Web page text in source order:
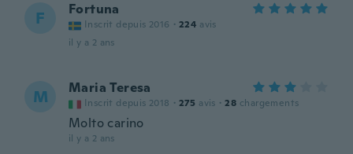
F Fortuna
Inscrit depuis 2016 · 224 avis
il y a 2 ans
M Maria Teresa
Inscrit depuis 2018 · 275 avis · 28 chargements
Molto carino
il y a 2 ans